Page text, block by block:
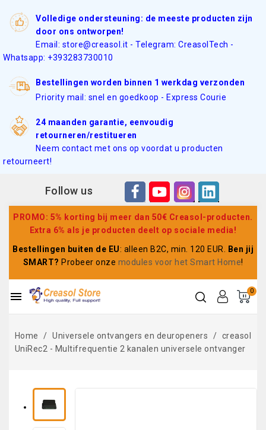
Volledige ondersteuning: de meeste producten zijn
door ons ontworpen!
Email: store@creasol.it - Telegram: CreasolTech -
Whatsapp: +393283730010
Bestellingen worden binnen 1 werkdag verzonden
Priority mail: snel en goedkoop - Express Courie
24 maanden garantie, eenvoudig
retourneren/restitueren
Neem contact met ons op voordat u producten
retourneert!
Follow us
PROMO: 5% korting bij meer dan 50€ Creasol-producten.
Extra 6% als je producten deelt op sociale media!
Bestellingen buiten de EU: alleen B2C, min. 120 EUR.
Ben jij
SMART? Probeer onze modules voor het Smart Home!
0

Home Universele ontvangers en deuropeners
creasol
UniRec2 - Multifrequentie 2 kanalen universele ontvanger